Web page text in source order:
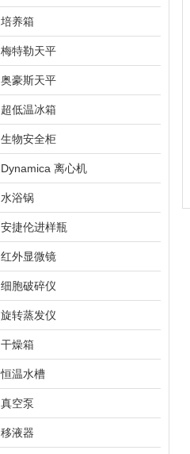
培养箱
梅特勒天平
奥豪斯天平
超低温冰箱
生物安全柜
Dynamica 离心机
水浴锅
安捷伦进样瓶
红外显微镜
细胞破碎仪
旋转蒸发仪
干燥箱
恒温水槽
真空泵
移液器